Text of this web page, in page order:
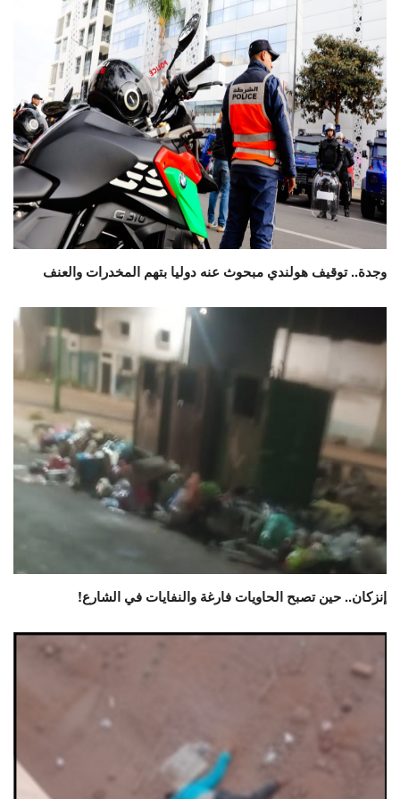
وجدة.. توقيف هولندي مبحوث عنه دوليا بتهم المخدرات والعنف
إنزكان.. حين تصبح الحاويات فارغة والنفايات في الشارع!